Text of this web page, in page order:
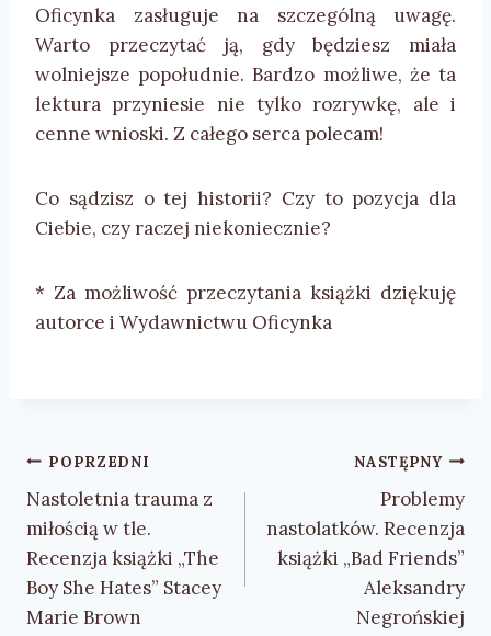
Oficynka zasługuje na szczególną uwagę.
Warto przeczytać ją, gdy będziesz miała
wolniejsze popołudnie. Bardzo możliwe, że ta
lektura przyniesie nie tylko rozrywkę, ale i
cenne wnioski. Z całego serca polecam!
Co sądzisz o tej historii? Czy to pozycja dla
Ciebie, czy raczej niekoniecznie?
* Za możliwość przeczytania książki dziękuję
autorce i Wydawnictwu Oficynka
Nawigacja
wpisu
POPRZEDNI
Nastoletnia trauma z
miłością w tle.
Recenzja książki „The
Boy She Hates” Stacey
Marie Brown
NASTĘPNY
Problemy
nastolatków. Recenzja
książki „Bad Friends”
Aleksandry
Negrońskiej